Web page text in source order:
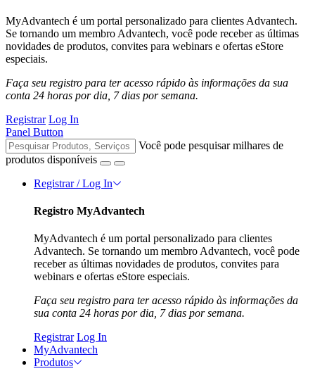
MyAdvantech é um portal personalizado para clientes Advantech.
Se tornando um membro Advantech, você pode receber as últimas
novidades de produtos, convites para webinars e ofertas eStore
especiais.
Faça seu registro para ter acesso rápido às informações da sua
conta 24 horas por dia, 7 dias por semana.
Registrar Log In
Panel Button
Você pode pesquisar milhares de
produtos disponíveis
Registrar / Log In
Registro MyAdvantech
MyAdvantech é um portal personalizado para clientes
Advantech. Se tornando um membro Advantech, você pode
receber as últimas novidades de produtos, convites para
webinars e ofertas eStore especiais.
Faça seu registro para ter acesso rápido às informações da
sua conta 24 horas por dia, 7 dias por semana.
Registrar Log In
MyAdvantech
Produtos